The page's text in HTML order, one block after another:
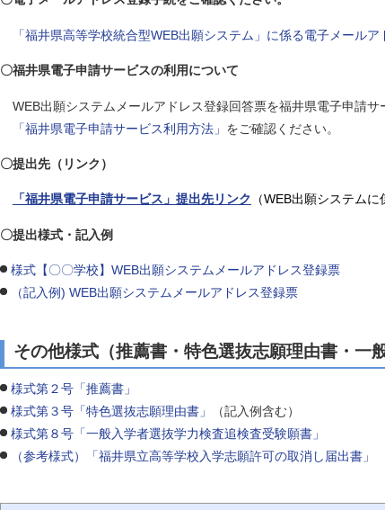
「福井県高等学校統合型WEB出願システム」に係る電子メールア
〇福井県電子申請サービスの利用について
WEB出願システムメールアドレス登録回答票を福井県電子申請サ
「福井県電子申請サービス利用方法」 をご確認ください。
〇提出先（リンク）
「福井県電子申請サービス」提出先リンク （WEB出願システム
〇提出様式・記入例
様式【〇〇学校】WEB出願システムメールアドレス登録票
（記入例) WEB出願システムメールアドレス登録票
その他様式（推薦書・特色選抜志願理由書・一
様式第２号「推薦書」
様式第３号「特色選抜志願理由書」
（記入例含む）
様式第８号「一般入学者選抜学力検査追検査受験願書」
（参考様式）「福井県立高等学校入学志願許可の取消し届出書」